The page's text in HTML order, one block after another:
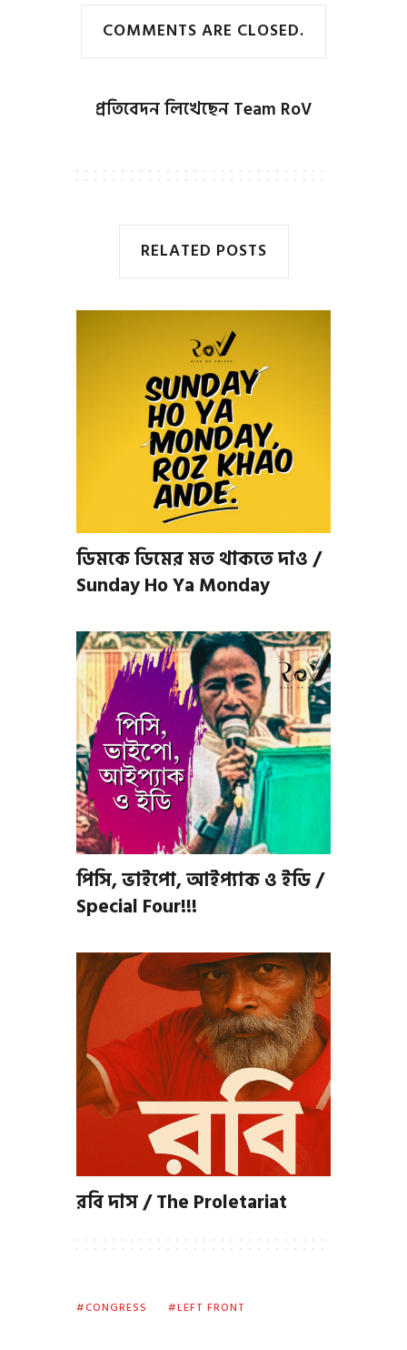
COMMENTS ARE CLOSED.
প্রতিবেদন লিখেছেনTeam RoV
RELATED POSTS
ডিমকে ডিমের মত থাকতে দাও /
Sunday Ho Ya Monday
পিসি, ভাইপো, আইপ্যাক ও ইডি /
Special Four!!!
রবি দাস / The Proletariat
CONGRESS LEFT FRONT